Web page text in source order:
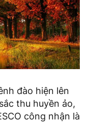
đào hiện lên
thu huyền ảo,
công nhận là